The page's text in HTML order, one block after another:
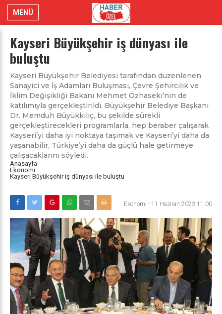
MENÜ
Kayseri Büyükşehir iş dünyası ile
buluştu
Kayseri Büyükşehir Belediyesi tarafından düzenlenen
Sanayici ve İş Adamları Buluşması, Çevre Şehircilik ve
İklim Değişikliği Bakanı Mehmet Özhaseki’nin de
katılımıyla gerçekleştirildi. Büyükşehir Belediye Başkanı
Dr. Memduh Büyükkılıç, bu şekilde sürekli
gerçekleştirecekleri programlarla, hep beraber çalışarak
Kayseri’yi daha iyi noktaya taşımak ve Kayseri’yi daha da
yaşanabilir, Türkiye’yi daha da güçlü hale getirmeye
çalışacaklarını söyledi.
Anasayfa
Ekonomi
Kayseri Büyükşehir iş dünyası ile buluştu
Ekonomi - 11 Haziran 2023 11:00